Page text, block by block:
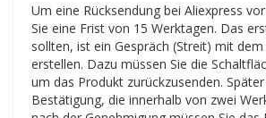
Um eine Rücksendung bei Aliexpress
Sie eine Frist von 15 Werktagen. Das
sollten, ist ein Gespräch (Streit) mit
erstellen. Dazu müssen Sie die
um das Produkt zurückzusenden.
Bestätigung, die innerhalb von zwei